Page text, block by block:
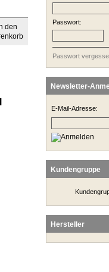
Passwort:
Passwort
Newsletter-
E-Mail-Adresse:
Kundengruppe
Hersteller